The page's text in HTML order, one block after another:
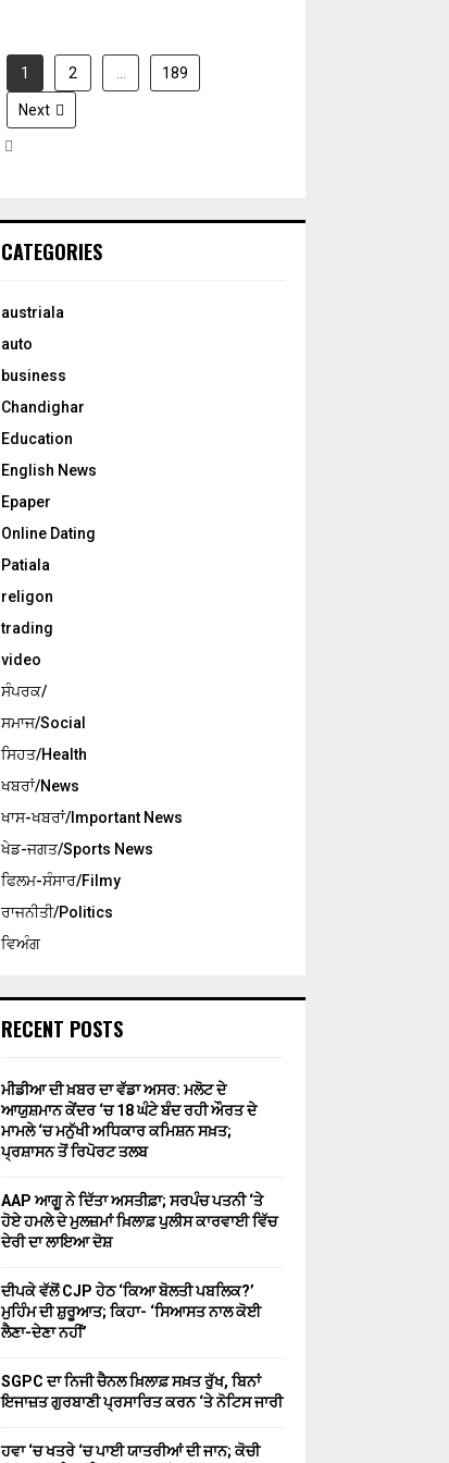
1 2 189
Next
CATEGORIES
austriala
auto
business
Chandighar
Education
English News
Epaper
Online Dating
Patiala
religon
trading
video
ਸੰਪਰਕ/
ਸਮਾਜ/Social
ਸਿਹਤ/Health
ਖਬਰਾਂ/News
ਖਾਸ-ਖਬਰਾਂ/Important News
ਖੇਡ-ਜਗਤ/Sports News
ਫਿਲਮ-ਸੰਸਾਰ/Filmy
ਰਾਜਨੀਤੀ/Politics
ਵਿਅੰਗ
RECENT POSTS
ਮੀਡੀਆ ਦੀ ਖ਼ਬਰ ਦਾ ਵੱਡਾ ਅਸਰ: ਮਲੋਟ ਦੇ
ਆਯੁਸ਼ਮਾਨ ਕੇਂਦਰ ‘ਚ 18 ਘੰਟੇ ਬੰਦ ਰਹੀ ਔਰਤ ਦੇ
ਮਾਮਲੇ ‘ਚ ਮਨੁੱਖੀ ਅਧਿਕਾਰ ਕਮਿਸ਼ਨ ਸਖ਼ਤ;
ਪ੍ਰਸ਼ਾਸਨ ਤੋਂ ਰਿਪੋਰਟ ਤਲਬ
AAP ਆਗੂ ਨੇ ਦਿੱਤਾ ਅਸਤੀਫ਼ਾ; ਸਰਪੰਚ ਪਤਨੀ ‘ਤੇ
ਹੋਏ ਹਮਲੇ ਦੇ ਮੁਲਜ਼ਮਾਂ ਖ਼ਿਲਾਫ਼ ਪੁਲੀਸ ਕਾਰਵਾਈ ਵਿੱਚ
ਦੇਰੀ ਦਾ ਲਾਇਆ ਦੋਸ਼
ਦੀਪਕੇ ਵੱਲੋਂ CJP ਹੇਠ ‘ਕਿਆ ਬੋਲਤੀ ਪਬਲਿਕ?’
ਮੁਹਿੰਮ ਦੀ ਸ਼ੁਰੂਆਤ; ਕਿਹਾ- ‘ਸਿਆਸਤ ਨਾਲ ਕੋਈ
ਲੈਣਾ-ਦੇਣਾ ਨਹੀਂ’
SGPC ਦਾ ਨਿਜੀ ਚੈਨਲ ਖ਼ਿਲਾਫ਼ ਸਖ਼ਤ ਰੁੱਖ, ਬਿਨਾਂ
ਇਜਾਜ਼ਤ ਗੁਰਬਾਣੀ ਪ੍ਰਸਾਰਿਤ ਕਰਨ ‘ਤੇ ਨੋਟਿਸ ਜਾਰੀ
ਹਵਾ ‘ਚ ਖਤਰੇ ‘ਚ ਪਾਈ ਯਾਤਰੀਆਂ ਦੀ ਜਾਨ; ਕੋਚੀ